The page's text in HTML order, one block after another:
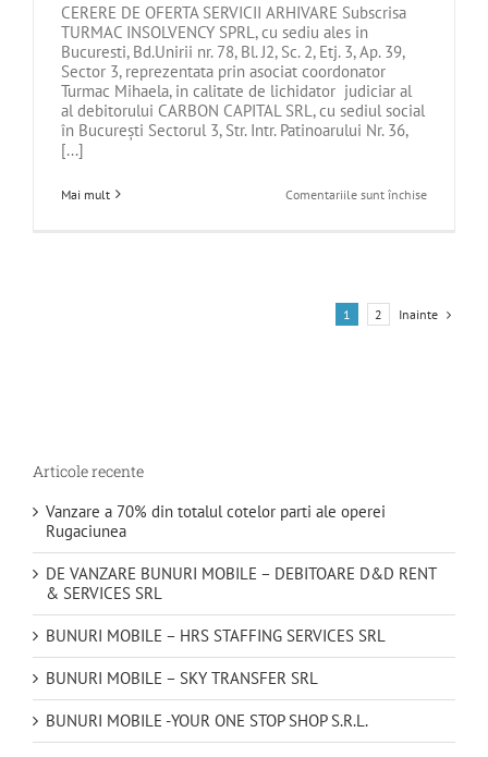
CERERE DE OFERTA SERVICII ARHIVARE Subscrisa
TURMAC INSOLVENCY SPRL, cu sediu ales in
Bucuresti, Bd.Unirii nr. 78, Bl. J2, Sc. 2, Etj. 3, Ap. 39,
Sector 3, reprezentata prin asociat coordonator
Turmac Mihaela, in calitate de lichidator judiciar al
al debitorului CARBON CAPITAL SRL, cu sediul social
în București Sectorul 3, Str. Intr. Patinoarului Nr. 36,
[...]
Mai mult Comentariile sunt închisepentru
CARBON
1 2 Inainte
Articole recente
Vanzare a 70% din totalul cotelor parti ale operei
Rugaciunea
DE VANZARE BUNURI MOBILE – DEBITOARE D&D RENT
& SERVICES SRL
BUNURI MOBILE – HRS STAFFING SERVICES SRL
BUNURI MOBILE – SKY TRANSFER SRL
BUNURI MOBILE -YOUR ONE STOP SHOP S.R.L.